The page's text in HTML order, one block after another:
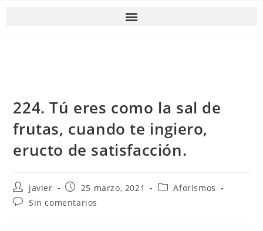
224. Tú eres como la sal de
frutas, cuando te ingiero,
eructo de satisfacción.
javier 25 marzo, 2021
Aforismos
Sin comentarios